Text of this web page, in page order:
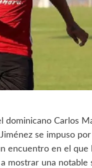
dominicano Carlos
se impuso
encuentro en el que
mostrar una notable